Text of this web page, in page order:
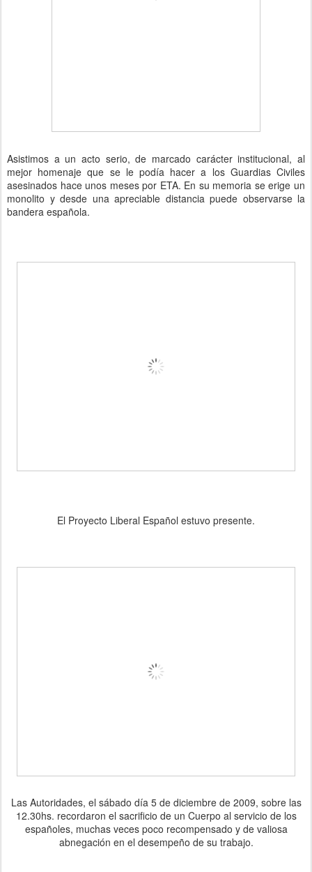
Asistimos a un acto serio, de marcado carácter institucional, al
mejor homenaje que se le podía hacer a los Guardias Civiles
asesinados hace unos meses por ETA. En su memoria se erige un
monolito y desde una apreciable distancia puede observarse la
bandera española.
El Proyecto Liberal Español estuvo presente.
Las Autoridades, el sábado día 5 de diciembre de 2009, sobre las
12.30hs. recordaron el sacrificio de un Cuerpo al servicio de los
españoles, muchas veces poco recompensado y de valiosa
abnegación en el desempeño de su trabajo.